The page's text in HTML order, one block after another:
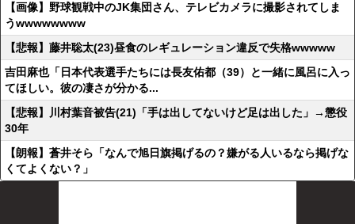
【画像】野球観戦中のJK集団さん、テレビカメラに撮影されてしま
うwwwwwwww
【悲報】藤井聡太(23)昼食のレギュレーション違反で失格wwwww
吉田麻也「日本代表選手たちには長友佑都（39）と一緒に風呂に入っ
てほしい。彼の凄さが分かる...
【悲報】川村葉音被告(21)「手は出してないけど足は出した」→懲役
30年
【朗報】蒼井そら「なんで旭日旗掲げるの？嫌がる人いるなら掲げな
くてよくない？」